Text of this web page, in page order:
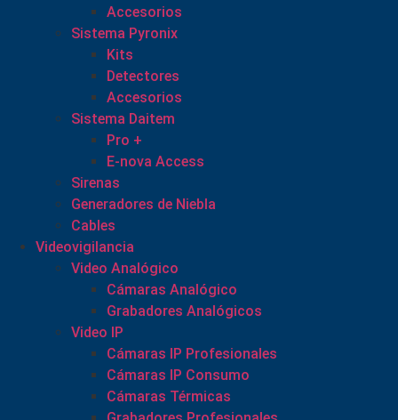
Accesorios
Sistema Pyronix
Kits
Detectores
Accesorios
Sistema Daitem
Pro +
E-nova Access
Sirenas
Generadores de Niebla
Cables
Videovigilancia
Video Analógico
Cámaras Analógico
Grabadores Analógicos
Video IP
Cámaras IP Profesionales
Cámaras IP Consumo
Cámaras Térmicas